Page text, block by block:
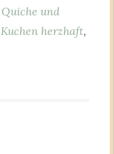
Quiche und
Kuchen herzhaft,